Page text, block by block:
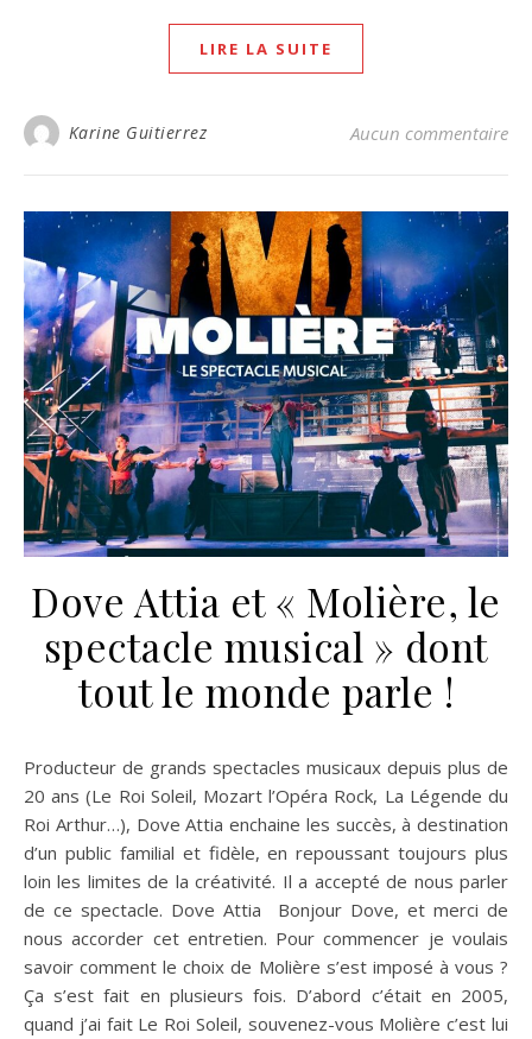
LIRE LA SUITE
Karine Guitierrez Aucun commentaire
Dove Attia et « Molière, le
spectacle musical » dont
tout le monde parle !
Producteur de grands spectacles musicaux depuis plus de
20 ans (Le Roi Soleil, Mozart l’Opéra Rock, La Légende du
Roi Arthur…), Dove Attia enchaine les succès, à destination
d’un public familial et fidèle, en repoussant toujours plus
loin les limites de la créativité. Il a accepté de nous parler
de ce spectacle. Dove Attia Bonjour Dove, et merci de
nous accorder cet entretien. Pour commencer je voulais
savoir comment le choix de Molière s’est imposé à vous ?
Ça s’est fait en plusieurs fois. D’abord c’était en 2005,
quand j’ai fait Le Roi Soleil, souvenez-vous Molière c’est lui